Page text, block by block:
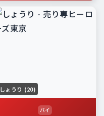
しょうり (20)
バイ